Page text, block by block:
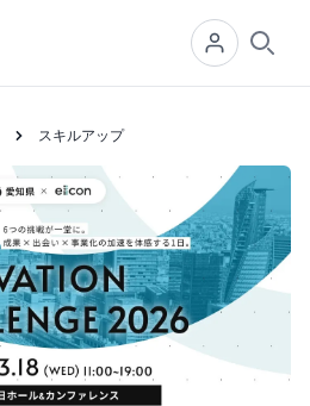
スキルアップ